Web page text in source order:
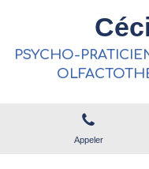
PSYCHO-
Appeler